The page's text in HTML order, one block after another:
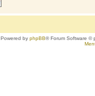
Powered byphpBB® Forum Software ©